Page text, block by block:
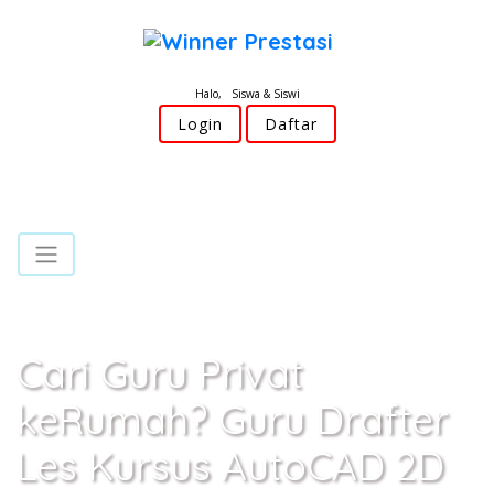
Halo, Siswa & Siswi
Login Daftar
Cari Guru Privat
keRumah? Guru Drafter
Les Kursus AutoCAD 2D